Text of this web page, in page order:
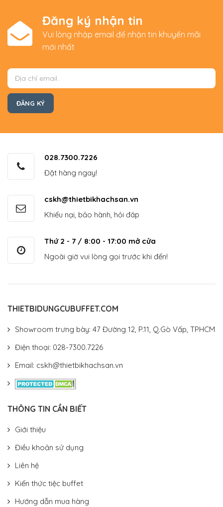
Đăng ký nhận tin
Vui lòng nhập email để nhận tin khuyến mãi
mới nhất
028.7300.7226
Đặt hàng ngay!
cskh@thietbikhachsan.vn
Khiếu nại, bảo hành, hỏi đáp
Thứ 2 - 7 / 8:00 - 17:00 mở cửa
Ngoài giờ vui lòng gọi trước khi đến!
THIETBIDUNGCUBUFFET.COM
Showroom trưng bày: 47 Đường 12, P.11, Q.Gò Vấp, TPHCM
Điện thoại: 028-7300.7226
Email: cskh@thietbikhachsan.vn
THÔNG TIN CẦN BIẾT
Giới thiệu
Điều khoản sử dụng
Liên hệ
Kiến thức tiệc buffet
Hướng dẫn mua hàng